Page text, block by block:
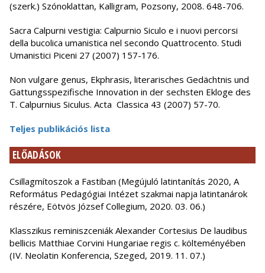
(szerk.) Szónoklattan, Kalligram, Pozsony, 2008. 648-706.
Sacra Calpurni vestigia: Calpurnio Siculo e i nuovi percorsi
della bucolica umanistica nel secondo Quattrocento. Studi
Umanistici Piceni 27 (2007) 157-176.
Non vulgare genus, Ekphrasis, literarisches Gedächtnis und
Gattungsspezifische Innovation in der sechsten Ekloge des
T. Calpurnius Siculus. Acta Classica 43 (2007) 57-70.
Teljes publikációs lista
ELŐADÁSOK
Csillagmítoszok a Fastiban (Megújuló latintanítás 2020, A
Református Pedagógiai Intézet szakmai napja latintanárok
részére, Eötvös József Collegium, 2020. 03. 06.)
Klasszikus reminiszceniák Alexander Cortesius De laudibus
bellicis Matthiae Corvini Hungariae regis c. költeményében
(IV. Neolatin Konferencia, Szeged, 2019. 11. 07.)